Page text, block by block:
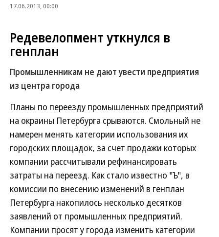
17.06.2013, 00:00
Редевелопмент уткнулся в
генплан
Промышленникам не дают увести предприятия
из центра города
Планы по переезду промышленных предприятий
на окраины Петербурга срываются. Смольный не
намерен менять категории использования их
городских площадок, за счет продажи которых
компании рассчитывали рефинансировать
затраты на переезд. Как стало известно "Ъ", в
комиссии по внесению изменений в генплан
Петербурга накопилось несколько десятков
заявлений от промышленных предприятий.
Компании просят у города изменить категории